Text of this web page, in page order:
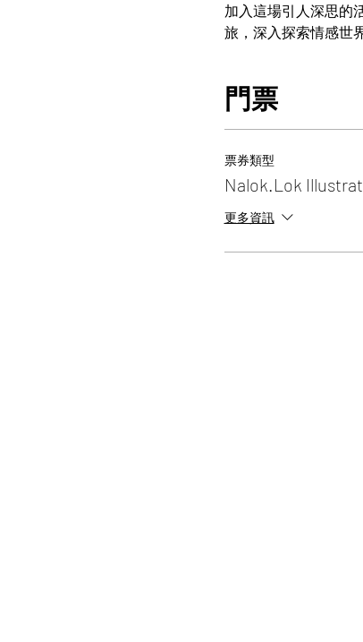
加入這場引人深思的
旅，深入探索情感世界
門票
票券類型
Nalok.Lok
更多資訊